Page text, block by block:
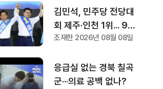
김민석, 민주당 전당대
회 제주·인천 1위... 9일
에는 강원·대구·경북 경
조재한 2026년 08월 08일
응급실 없는 경북 칠곡
군···의료 공백 없나?